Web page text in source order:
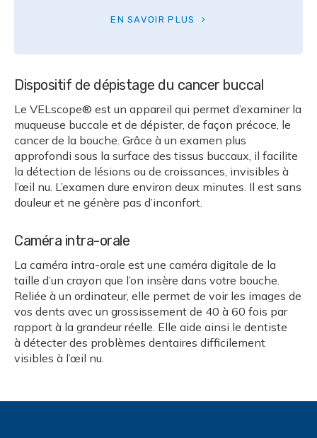
EN SAVOIR PLUS
Dispositif de dépistage du cancer buccal
Le VELscope® est un appareil qui permet d’examiner la
muqueuse buccale et de dépister, de façon précoce, le
cancer de la bouche. Grâce à un examen plus
approfondi sous la surface des tissus buccaux, il facilite
la détection de lésions ou de croissances, invisibles à
l’œil nu. L’examen dure environ deux minutes. Il est sans
douleur et ne génère pas d’inconfort.
Caméra intra-orale
La caméra intra-orale est une caméra digitale de la
taille d’un crayon que l’on insère dans votre bouche.
Reliée à un ordinateur, elle permet de voir les images de
vos dents avec un grossissement de 40 à 60 fois par
rapport à la grandeur réelle. Elle aide ainsi le dentiste
à détecter des problèmes dentaires difficilement
visibles à l’œil nu.